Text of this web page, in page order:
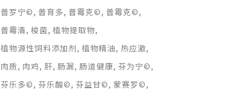
普罗宁© 普育多 普霉克© 普霉克©
普霉清 梭菌 植物提取物
植物源性饲料添加剂 植物精油 热应激
肉质 肉鸡 肝 肠漏 肠道健康 芬为宁©
芬乐多© 芬乐酸© 芬益甘© 蒙赛罗©